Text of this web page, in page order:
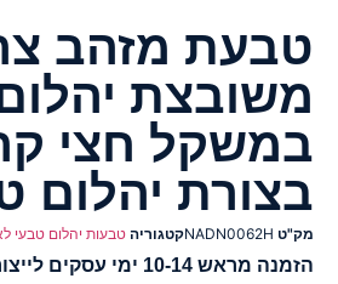
טבעת מזהב
משובצת
במשקל חצי
בצורת יהלום
מק"ט NADN0062Hקטגוריה טבעות יהלום טבעי
הזמנה מראש 10-14 ימי עסקים לייצור